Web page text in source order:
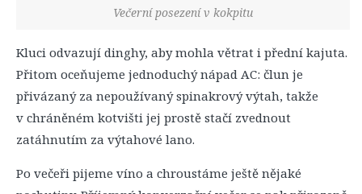
Večerní posezení v kokpitu
Kluci odvazují dinghy, aby mohla větrat i přední kajuta.
Přitom oceňujeme jednoduchý nápad AC: člun je
přivázaný za nepoužívaný spinakrový výtah, takže
v chráněném kotvišti jej prostě stačí zvednout
zatáhnutím za výtahové lano.
Po večeři pijeme víno a chroustáme ještě nějaké